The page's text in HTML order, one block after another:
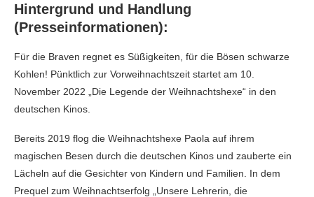
Hintergrund und Handlung
(Presseinformationen):
Für die Braven regnet es Süßigkeiten, für die Bösen schwarze
Kohlen! Pünktlich zur Vorweihnachtszeit startet am 10.
November 2022 „Die Legende der Weihnachtshexe“ in den
deutschen Kinos.
Bereits 2019 flog die Weihnachtshexe Paola auf ihrem
magischen Besen durch die deutschen Kinos und zauberte ein
Lächeln auf die Gesichter von Kindern und Familien. In dem
Prequel zum Weihnachtserfolg „Unsere Lehrerin, die